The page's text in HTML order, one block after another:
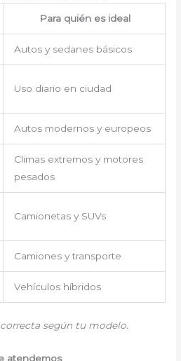
Para quién es ideal
Autos y sedanes básicos
Uso diario en ciudad
Autos modernos y europeos
Climas extremos y motores
pesados
Camionetas y SUVs
Camiones y transporte
Vehículos híbridos
según tu modelo.
atendemos